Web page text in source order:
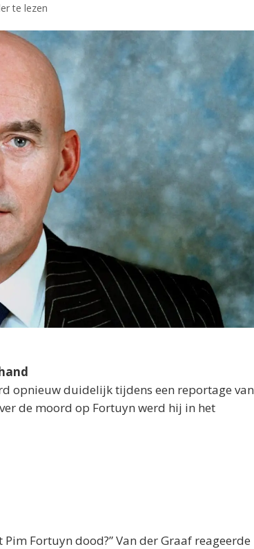
te lezen
opnieuw duidelijk tijdens een reportage van
de moord op Fortuyn werd hij in het
Fortuyn dood?” Van der Graaf reageerde